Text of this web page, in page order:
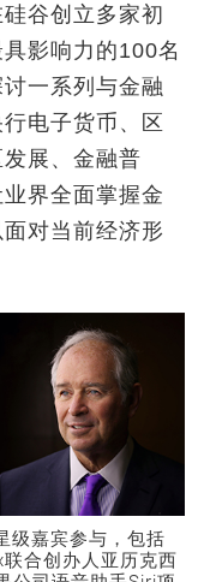
谷创立多家初
影响力的100名
一系列与金融
电子货币、区
展、金融普
界全面掌握金
对当前经济形
级嘉宾参与，包括
合创办人亚历克西